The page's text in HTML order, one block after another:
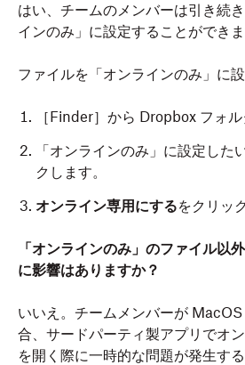
はい、チームのメンバーは引き続
インのみ」に設定することができま
ファイルを「オンラインのみ」に
［Finder］から Dropbox フォル
「オンラインのみ」に設定した
クします。
オンライン専用にするをクリッ
「オンラインのみ」のファイル以
に影響はありますか？
いいえ。チームメンバーが
合、サードパーティ製アプリでオ
を開く際に一時的な問題が発生す